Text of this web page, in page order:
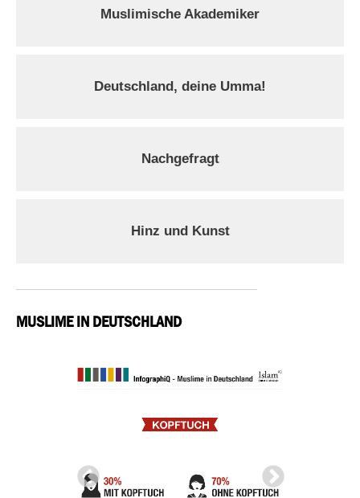
Muslimische Akademiker
Deutschland, deine Umma!
Nachgefragt
Hinz und Kunst
MUSLIME IN DEUTSCHLAND